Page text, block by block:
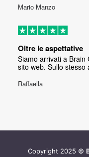
Mario Manzo
Oltre le aspettative
Siamo arrivati a Brain
sito web. Sullo stesso
Raffaella
Copyright 2025 ©